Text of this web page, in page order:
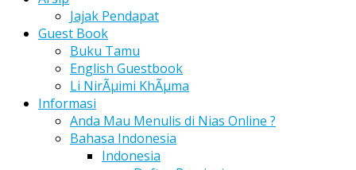
Jajak Pendapat
Guest Book
Buku Tamu
English Guestbook
Li NirÃµimi KhÃµma
Informasi
Anda Mau Menulis di Nias Online ?
Bahasa Indonesia
Indonesia